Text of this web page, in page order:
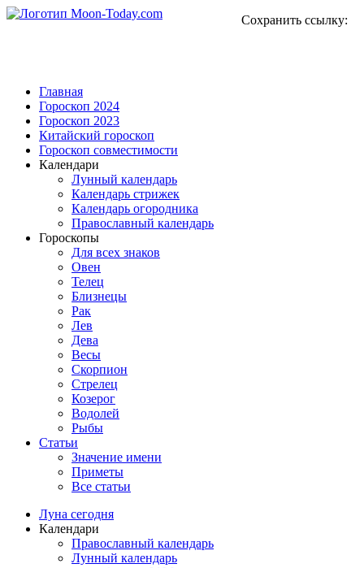
Сохранить ссылку:
Главная
Гороскоп 2024
Гороскоп 2023
Китайский гороскоп
Гороскоп совместимости
Календари
Лунный календарь
Календарь стрижек
Календарь огородника
Православный календарь
Гороскопы
Для всех знаков
Овен
Телец
Близнецы
Рак
Лев
Дева
Весы
Скорпион
Стрелец
Козерог
Водолей
Рыбы
Статьи
Значение имени
Приметы
Все статьи
Луна сегодня
Календари
Православный календарь
Лунный календарь